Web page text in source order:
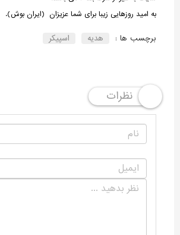
به امید روزهایی زیبا برای شما عزیزان (ایران بوش).
برچسب ها : هدیه اسپیکر
نظرات